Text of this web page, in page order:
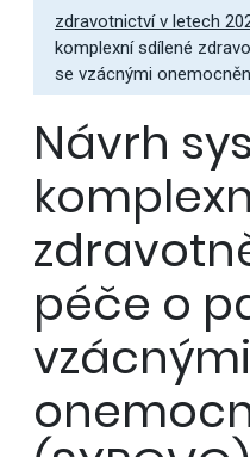
zdravotnictví v letech
komplexní sdílené
se vzácnými
Návrh
péče o
vzácnými